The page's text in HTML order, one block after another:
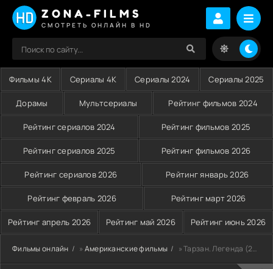
ZONA-FILMS
СМОТРЕТЬ ОНЛАЙН В HD
Фильмы 4K Сериалы 4K Сериалы 2024 Сериалы 2025
Дорамы Мультсериалы Рейтинг фильмов 2024
Рейтинг сериалов 2024 Рейтинг фильмов 2025
Рейтинг сериалов 2025 Рейтинг фильмов 2026
Рейтинг сериалов 2026 Рейтинг январь 2026
Рейтинг февраль 2026 Рейтинг март 2026
Рейтинг апрель 2026 Рейтинг май 2026 Рейтинг июнь 2026
Фильмы онлайн » Американские фильмы » Тарзан. Легенда (2016)